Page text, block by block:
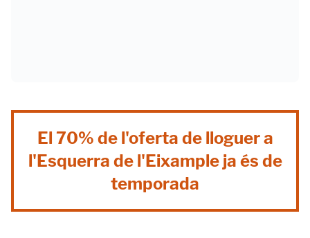
El 70% de l'oferta de lloguer a
l'Esquerra de l'Eixample ja és de
temporada